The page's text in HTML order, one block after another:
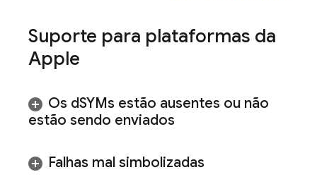
Suporte para plataformas da
Apple
Os dSYMs estão ausentes ou não
estão sendo enviados
Falhas mal simbolizadas